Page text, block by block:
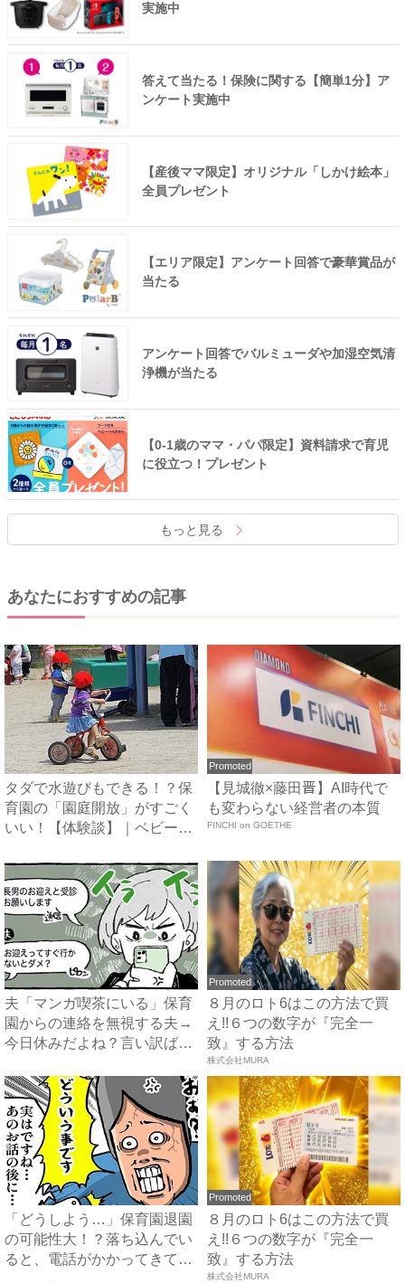
実施中
答えて当たる！保険に関する【簡単1分】ア
ンケート実施中
【産後ママ限定】オリジナル「しかけ絵本」
全員プレゼント
【エリア限定】アンケート回答で豪華賞品が
当たる
アンケート回答でバルミューダや加湿空気清
浄機が当たる
【0-1歳のママ・パパ限定】資料請求で育児
に役立つ！プレゼント
もっと見る
あなたにおすすめの記事
タダで水遊びもできる！？保
育園の「園庭開放」がすごく
いい！【体験談】｜ベビーカ
Promoted
【見城徹×藤田晋】AI時代で
も変わらない経営者の本質
FINCHI on GOETHE
夫「マンガ喫茶にいる」保育
園からの連絡を無視する夫→
今日休みだよね？言い訳ばか
Promoted
８月のロト6はこの方法で買
え!!６つの数字が『完全一
致』する方法
株式会社MURA
「どうしよう…」保育園退園
の可能性大！？落ち込んでい
ると、電話がかかってきて…
Promoted
８月のロト6はこの方法で買
え!!６つの数字が『完全一
致』する方法
株式会社MURA